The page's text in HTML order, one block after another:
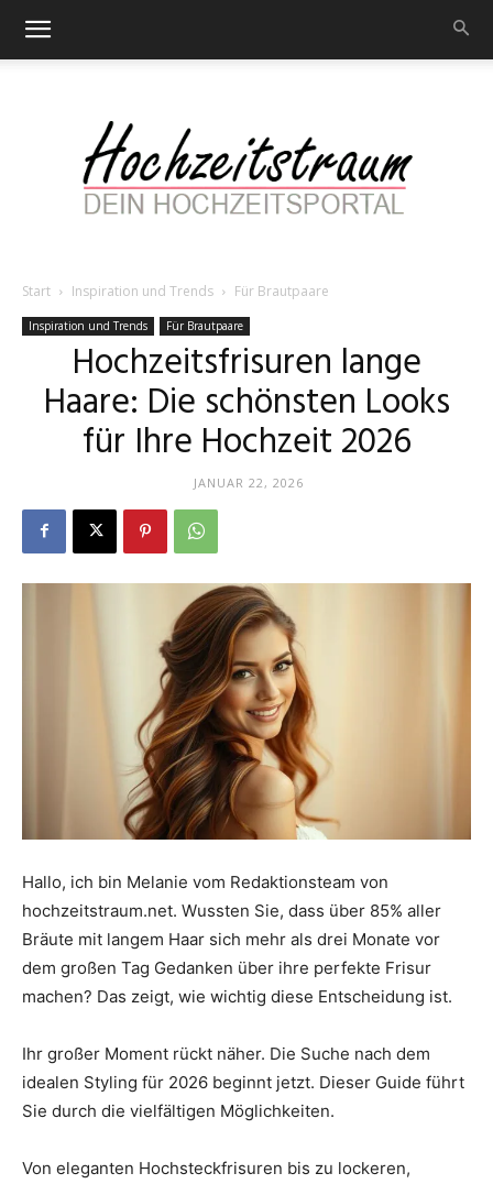
Hochzeitstraum
–
Portal
rund
um
das
Thema
Hochzeit
Start Inspiration und Trends Für Brautpaare
Inspiration und Trends Für Brautpaare
Hochzeitsfrisuren lange
Haare: Die schönsten Looks
für Ihre Hochzeit 2026
JANUAR 22, 2026
Hallo, ich bin Melanie vom Redaktionsteam von
hochzeitstraum.net. Wussten Sie, dass über 85% aller
Bräute mit langem Haar sich mehr als drei Monate vor
dem großen Tag Gedanken über ihre perfekte Frisur
machen? Das zeigt, wie wichtig diese Entscheidung ist.
Ihr großer Moment rückt näher. Die Suche nach dem
idealen Styling für 2026 beginnt jetzt. Dieser Guide führt
Sie durch die vielfältigen Möglichkeiten.
Von eleganten Hochsteckfrisuren bis zu lockeren,